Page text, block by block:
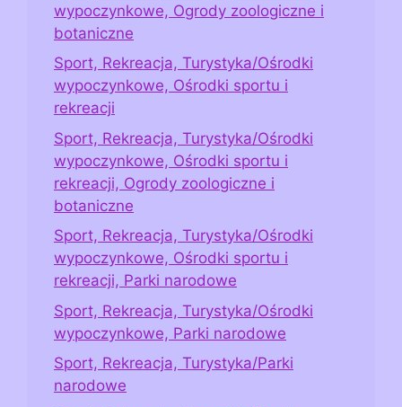
wypoczynkowe, Ogrody zoologiczne i
botaniczne
Sport, Rekreacja, Turystyka/Ośrodki
wypoczynkowe, Ośrodki sportu i
rekreacji
Sport, Rekreacja, Turystyka/Ośrodki
wypoczynkowe, Ośrodki sportu i
rekreacji, Ogrody zoologiczne i
botaniczne
Sport, Rekreacja, Turystyka/Ośrodki
wypoczynkowe, Ośrodki sportu i
rekreacji, Parki narodowe
Sport, Rekreacja, Turystyka/Ośrodki
wypoczynkowe, Parki narodowe
Sport, Rekreacja, Turystyka/Parki
narodowe